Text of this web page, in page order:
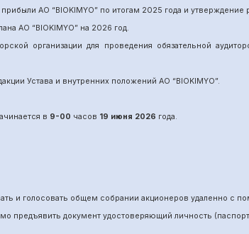
АО “BIOKIMYO”по итогам 2025 года и
АО “BIOKIMYO”на 2026 год.
организации для проведения обязательной
Устава и внутренних положений АО “BIOKIMYO”.
в 9-00 часов 19 июня 2026 года.
и голосовать общем собрании акционеров удаленно с
предъявить документ удостоверяющий личность